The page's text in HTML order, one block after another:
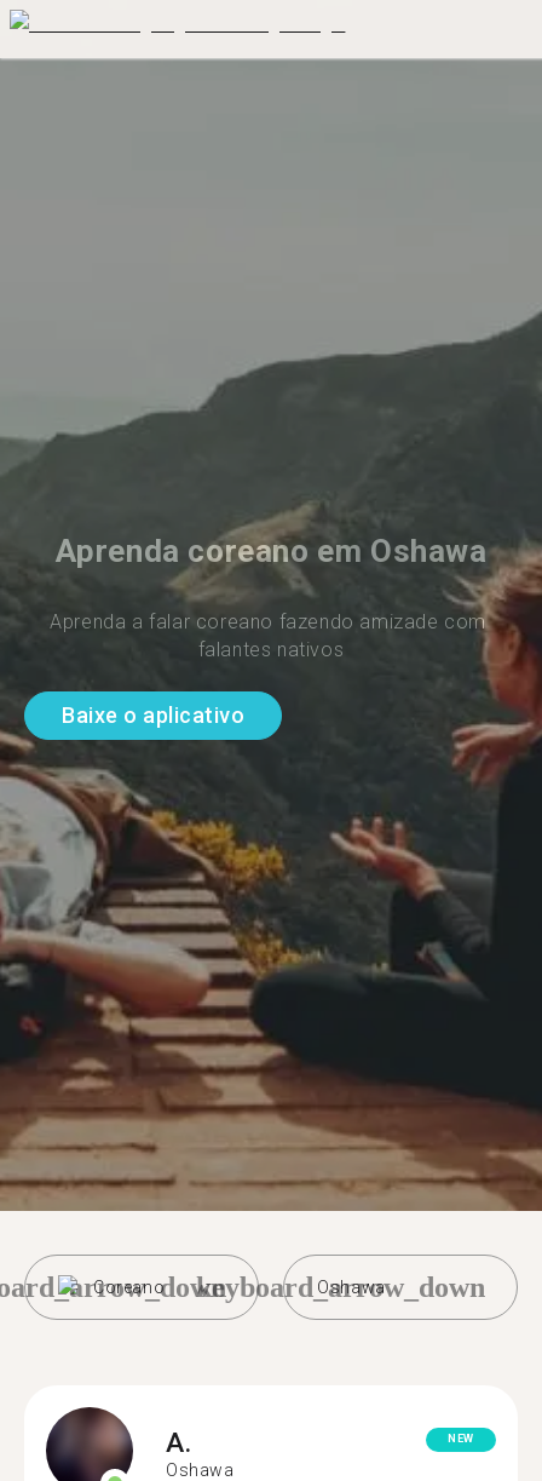
Aprenda coreano em Oshawa
Aprenda a falar coreano fazendo amizade com
falantes nativos
Baixe o aplicativo
Coreano Oshawa
keyboard_arrow_down
A.
Oshawa
NEW